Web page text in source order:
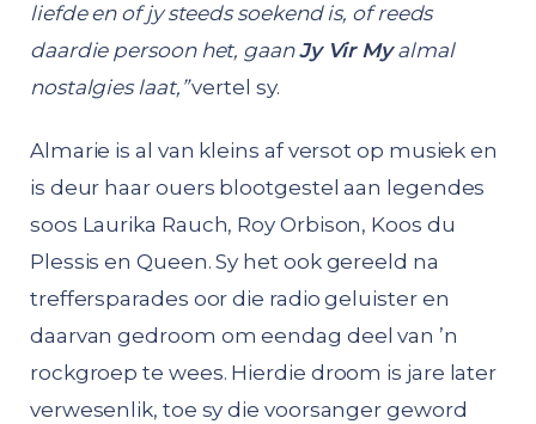
liefde en of jy steeds soekend is, of reeds
daardie persoon het, gaanJy Vir Myalmal
nostalgies laat,”vertel sy.
Almarie is al van kleins af versot op musiek en
is deur haar ouers blootgestel aan legendes
soos Laurika Rauch, Roy Orbison, Koos du
Plessis en Queen. Sy het ook gereeld na
treffersparades oor die radio geluister en
daarvan gedroom om eendag deel van ’n
rockgroep te wees. Hierdie droom is jare later
verwesenlik, toe sy die voorsanger geword